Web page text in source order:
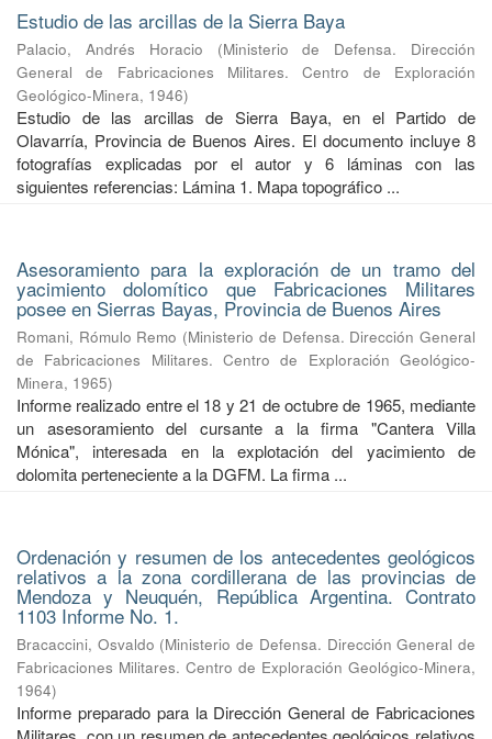
Estudio de las arcillas de la Sierra Baya
Palacio, Andrés Horacio (Ministerio de Defensa. Dirección
General de Fabricaciones Militares. Centro de Exploración
Geológico-Minera, 1946)
Estudio de las arcillas de Sierra Baya, en el Partido de
Olavarría, Provincia de Buenos Aires. El documento incluye 8
fotografías explicadas por el autor y 6 láminas con las
siguientes referencias: Lámina 1. Mapa topográfico ...
Asesoramiento para la exploración de un tramo del
yacimiento dolomítico que Fabricaciones Militares
posee en Sierras Bayas, Provincia de Buenos Aires
Romani, Rómulo Remo (Ministerio de Defensa. Dirección General
de Fabricaciones Militares. Centro de Exploración Geológico-
Minera, 1965)
Informe realizado entre el 18 y 21 de octubre de 1965, mediante
un asesoramiento del cursante a la firma "Cantera Villa
Mónica", interesada en la explotación del yacimiento de
dolomita perteneciente a la DGFM. La firma ...
Ordenación y resumen de los antecedentes geológicos
relativos a la zona cordillerana de las provincias de
Mendoza y Neuquén, República Argentina. Contrato
1103 Informe No. 1.
Bracaccini, Osvaldo (Ministerio de Defensa. Dirección General de
Fabricaciones Militares. Centro de Exploración Geológico-Minera,
1964)
Informe preparado para la Dirección General de Fabricaciones